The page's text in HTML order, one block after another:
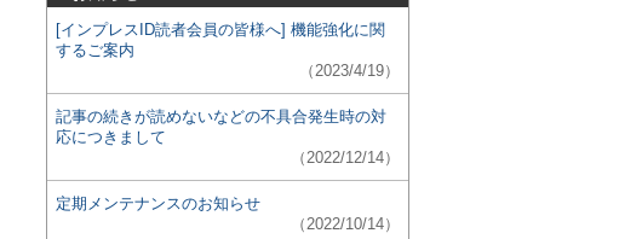
[インプレスID読者会員の皆様へ] 機能強化に関
するご案内
（2023/4/19）
記事の続きが読めないなどの不具合発生時の対
応につきまして
（2022/12/14）
定期メンテナンスのお知らせ
（2022/10/14）